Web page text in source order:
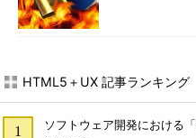
HTML5＋UX 記事ランキング
ソフトウェア開発における